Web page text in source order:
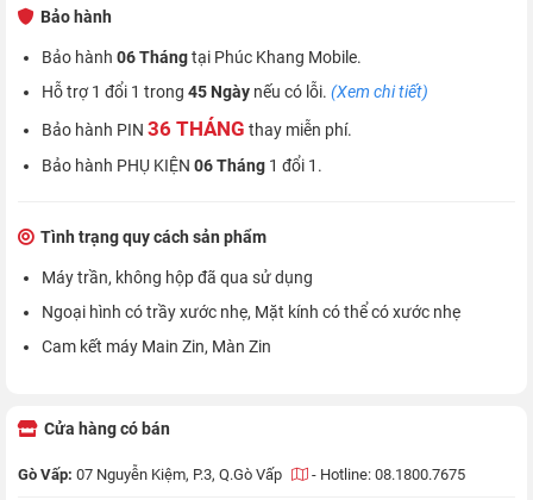
Bảo hành
Bảo hành 06 Thángtại Phúc Khang Mobile.
Hỗ trợ 1 đổi 1 trong 45 Ngày nếu có lỗi. (Xem chi tiết)
Bảo hành PIN 36 THÁNG thay miễn phí.
Bảo hành PHỤ KIỆN 06 Tháng 1 đổi 1.
Tình trạng quy cách sản phẩm
Máy trần, không hộp đã qua sử dụng
Ngoại hình có trầy xước nhẹ, Mặt kính có thể có xước nhẹ
Cam kết máy Main Zin, Màn Zin
Cửa hàng có bán
Gò Vấp: 07 Nguyễn Kiệm, P.3, Q.Gò Vấp - Hotline: 08.1800.7675